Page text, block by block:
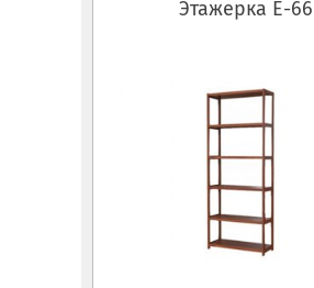
Этажерка Е-66